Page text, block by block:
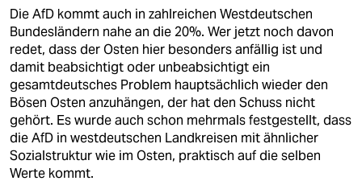
Die AfD kommt auch in zahlreichen Westdeutschen
Bundesländern nahe an die 20%. Wer jetzt noch davon
redet, dass der Osten hier besonders anfällig ist und
damit beabsichtigt oder unbeabsichtigt ein
gesamtdeutsches Problem hauptsächlich wieder den
Bösen Osten anzuhängen, der hat den Schuss nicht
gehört. Es wurde auch schon mehrmals festgestellt, dass
die AfD in westdeutschen Landkreisen mit ähnlicher
Sozialstruktur wie im Osten, praktisch auf die selben
Werte kommt.